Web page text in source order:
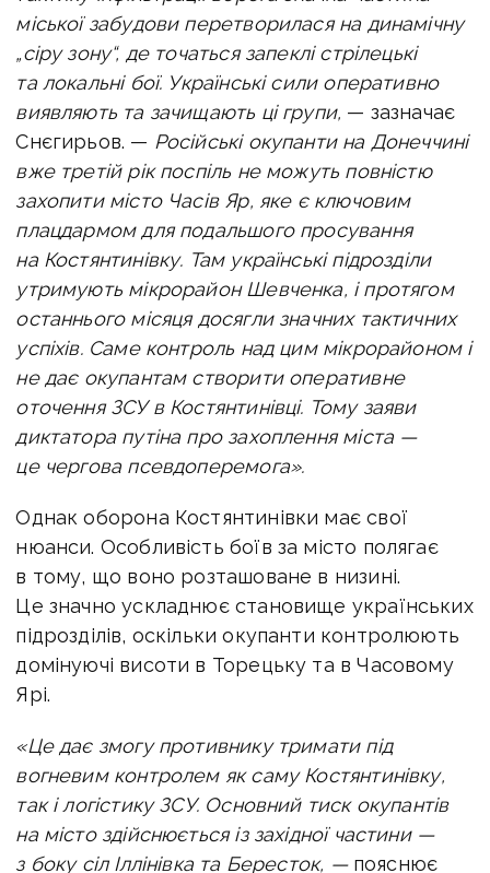
міської забудови перетворилася на динамічну
„сіру зону“, де точаться запеклі стрілецькі
та локальні бої. Українські сили оперативно
виявляють та зачищають ці групи, — зазначає
Снєгирьов. — Російські окупанти на Донеччині
вже третій рік поспіль не можуть повністю
захопити місто Часів Яр, яке є ключовим
плацдармом для подальшого просування
на Костянтинівку. Там українські підрозділи
утримують мікрорайон Шевченка, і протягом
останнього місяця досягли значних тактичних
успіхів. Саме контроль над цим мікрорайоном і
не дає окупантам створити оперативне
оточення ЗСУ в Костянтинівці. Тому заяви
диктатора путіна про захоплення міста —
це чергова псевдоперемога».
Однак оборона Костянтинівки має свої
нюанси. Особливість боїв за місто полягає
в тому, що воно розташоване в низині.
Це значно ускладнює становище українських
підрозділів, оскільки окупанти контролюють
домінуючі висоти в Торецьку та в Часовому
Ярі.
«Це дає змогу противнику тримати під
вогневим контролем як саму Костянтинівку,
так і логістику ЗСУ. Основний тиск окупантів
на місто здійснюється із західної частини —
з боку сіл Іллінівка та Бересток, —пояснює